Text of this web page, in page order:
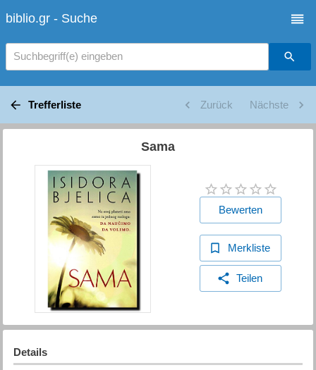
biblio.gr - Suche
Suchbegriff(e) eingeben
Trefferliste Zurück Nächste
Sama
Bewerten
Merkliste
Teilen
Details